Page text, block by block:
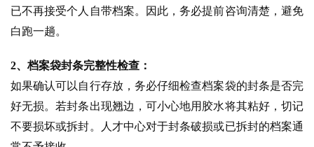
已不再接受个人自带档案。因此，务必提前咨询清楚，避免
白跑一趟。
2、档案袋封条完整性检查：
如果确认可以自行存放，务必仔细检查档案袋的封条是否完
好无损。若封条出现翘边，可小心地用胶水将其粘好，切记
不要损坏或拆封。人才中心对于封条破损或已拆封的档案通